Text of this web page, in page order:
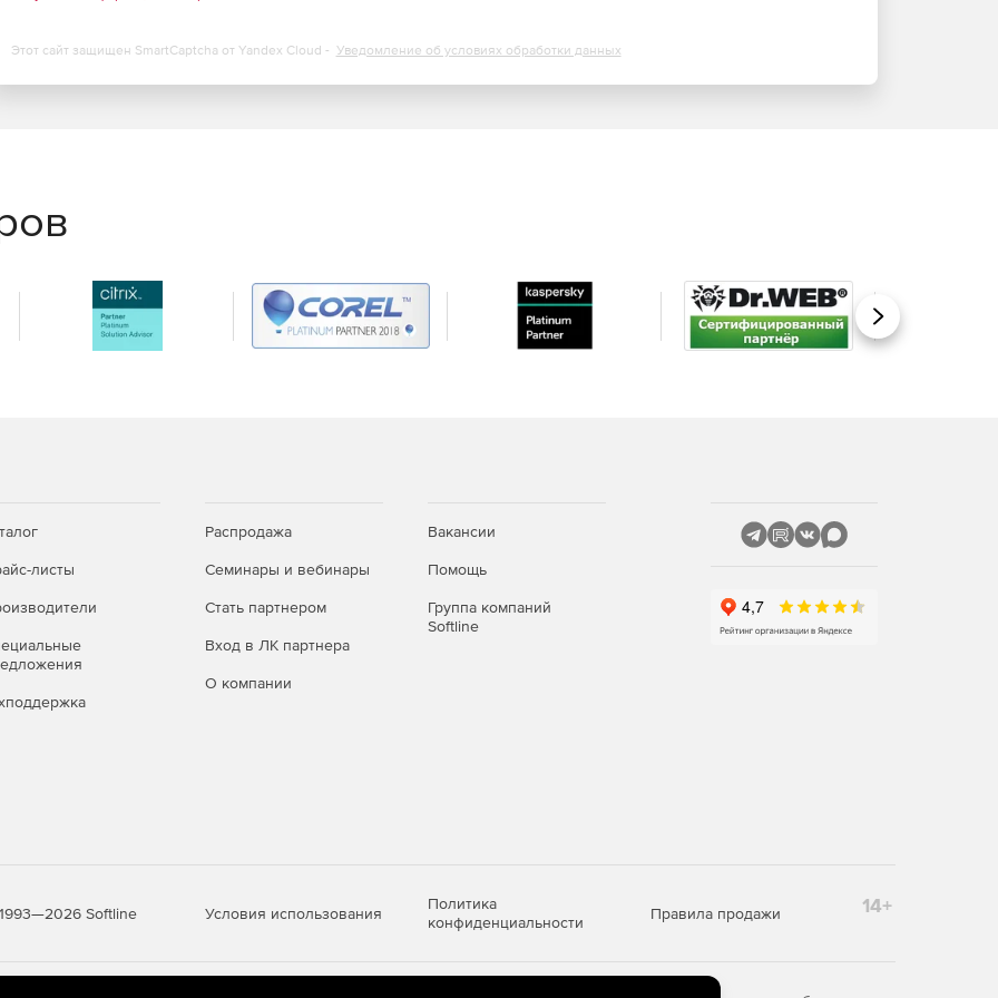
формировании и проверки подписи сертификатов в
Этот сайт защищен SmartCaptcha от Yandex Cloud - Уведомление об условиях обработки данных
Вперед
листы
Распродажа
Семинары и вебинары
Стать партнером
Вход в ЛК партнера
О компании
Вакансии
Помощь
Группа компаний
Softline
Softline Условия использования
Политика
конфиденциальности
Правила продажи 14+